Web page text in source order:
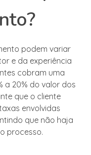
podem variar
e da experiência
cobram uma
a 20% do valor dos
que o cliente
envolvidas
que não haja
processo.